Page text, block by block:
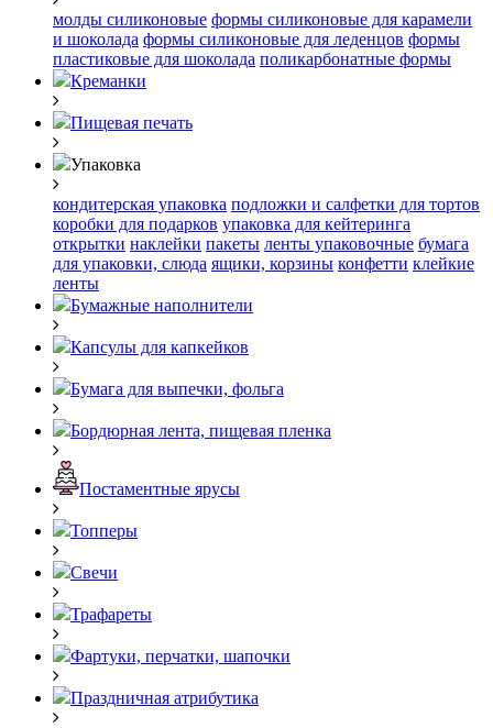
молды силиконовые формы силиконовые для карамели
и шоколада формы силиконовые для леденцов формы
пластиковые для шоколада поликарбонатные формы
Креманки
Пищевая печать
Упаковка
кондитерская упаковка подложки и салфетки для тортов
коробки для подарков упаковка для кейтеринга
открытки наклейки пакеты ленты упаковочные бумага
для упаковки, слюда ящики, корзины конфетти клейкие
ленты
Бумажные наполнители
Капсулы для капкейков
Бумага для выпечки, фольга
Бордюрная лента, пищевая пленка
Постаментные ярусы
Топперы
Свечи
Трафареты
Фартуки, перчатки, шапочки
Праздничная атрибутика